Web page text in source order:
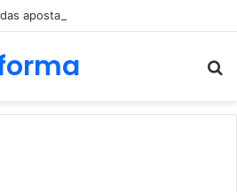
apostas ao longo dos séculos